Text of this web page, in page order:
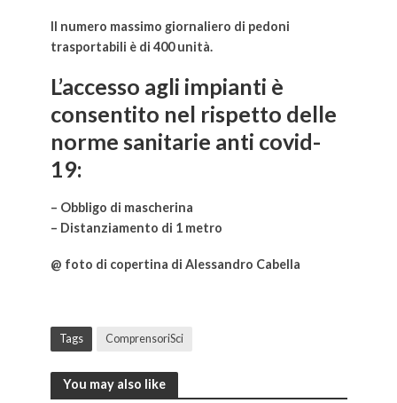
Il numero massimo giornaliero di pedoni
trasportabili è di 400 unità.
L’accesso agli impianti è
consentito nel rispetto delle
norme sanitarie anti covid-
19:
– Obbligo di mascherina
– Distanziamento di 1 metro
@ foto di copertina di Alessandro Cabella
Tags ComprensoriSci
You may also like